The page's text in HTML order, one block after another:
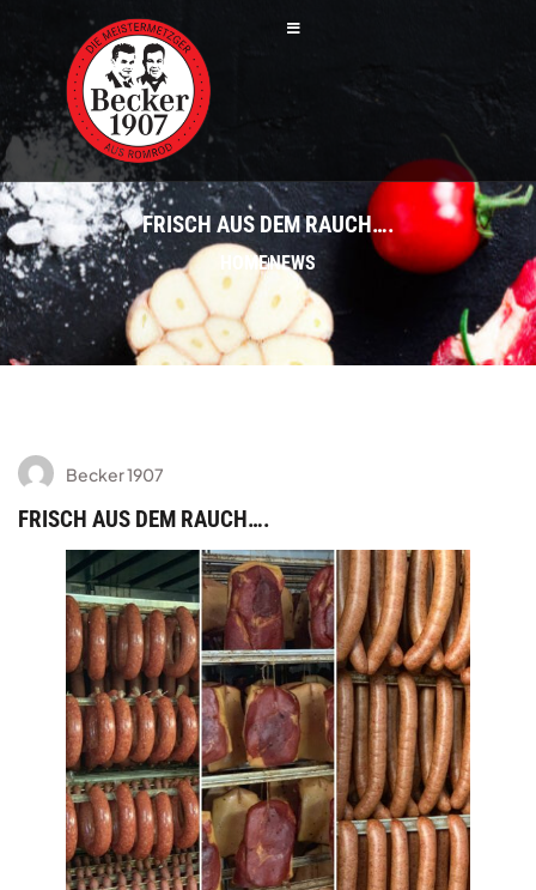
FRISCH AUS DEM RAUCH….
HOMENEWS
Becker 1907
FRISCH AUS DEM RAUCH….